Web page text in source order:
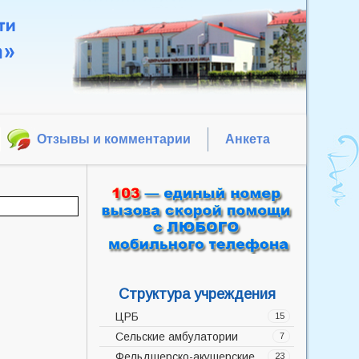
Отзывы и комментарии Анкета
Структура учреждения
15
ЦРБ
Администрация
7
Сельские амбулатории
23